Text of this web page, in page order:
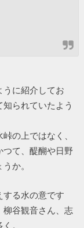
うに紹介してお
られていたよう
の上ではなく、
て、醍醐や日野
か。
する水の意です
柳谷観音さん、志
。